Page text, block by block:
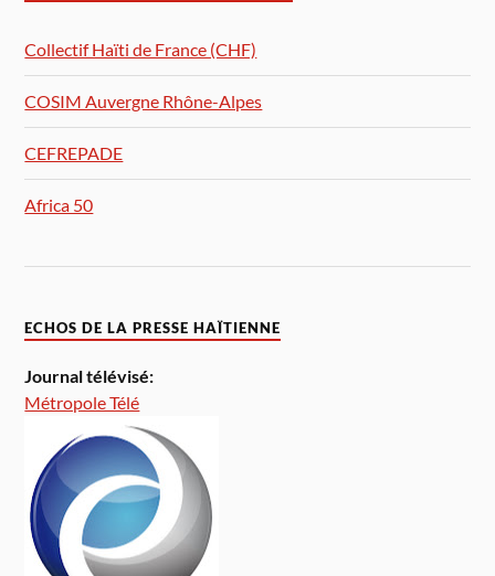
Collectif Haïti de France (CHF)
COSIM Auvergne Rhône-Alpes
CEFREPADE
Africa 50
ECHOS DE LA PRESSE HAÏTIENNE
Journal télévisé:
Métropole Télé